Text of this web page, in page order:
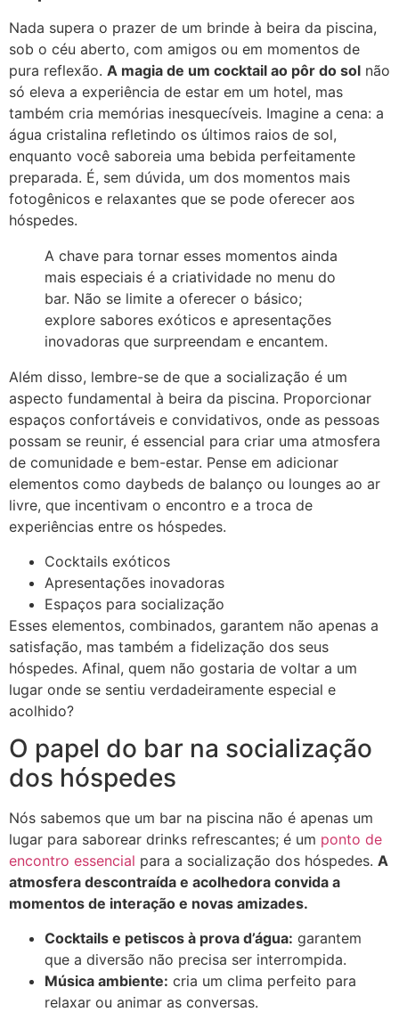
Nada supera o prazer de um brinde à beira da piscina,
sob o céu aberto, com amigos ou em momentos de
pura reflexão. A magia de um cocktail ao pôr do sol não
só eleva a experiência de estar em um hotel, mas
também cria memórias inesquecíveis. Imagine a cena: a
água cristalina refletindo os últimos raios de sol,
enquanto você saboreia uma bebida perfeitamente
preparada. É, sem dúvida, um dos momentos mais
fotogênicos e relaxantes que se pode oferecer aos
hóspedes.
A chave para tornar esses momentos ainda
mais especiais é a criatividade no menu do
bar. Não se limite a oferecer o básico;
explore sabores exóticos e apresentações
inovadoras que surpreendam e encantem.
Além disso, lembre-se de que a socialização é um
aspecto fundamental à beira da piscina. Proporcionar
espaços confortáveis e convidativos, onde as pessoas
possam se reunir, é essencial para criar uma atmosfera
de comunidade e bem-estar. Pense em adicionar
elementos como daybeds de balanço ou lounges ao ar
livre, que incentivam o encontro e a troca de
experiências entre os hóspedes.
Cocktails exóticos
Apresentações inovadoras
Espaços para socialização
Esses elementos, combinados, garantem não apenas a
satisfação, mas também a fidelização dos seus
hóspedes. Afinal, quem não gostaria de voltar a um
lugar onde se sentiu verdadeiramente especial e
acolhido?
O papel do bar na socialização
dos hóspedes
Nós sabemos que um bar na piscina não é apenas um
lugar para saborear drinks refrescantes; é um ponto de
encontro essencial para a socialização dos hóspedes. A
atmosfera descontraída e acolhedora convida a
momentos de interação e novas amizades.
Cocktails e petiscos à prova d’água: garantem
que a diversão não precisa ser interrompida.
Música ambiente: cria um clima perfeito para
relaxar ou animar as conversas.